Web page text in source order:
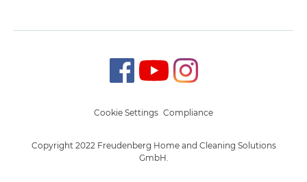
Copyright 2022 Freudenberg Home and Cleaning Solutions
GmbH.
Cookie Settings Compliance